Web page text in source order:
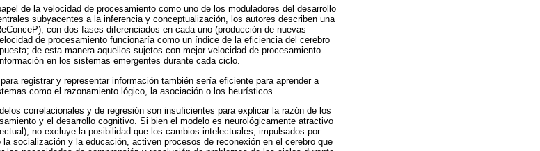
de la velocidad de procesamiento como uno de los moduladores del desarrollo
subyacentes a la inferencia y conceptualización, los autores describen una
con dos fases diferenciados en cada uno (producción de nuevas
de procesamiento funcionaría como un índice de la eficiencia del cerebro
de esta manera aquellos sujetos con mejor velocidad de procesamiento
en los sistemas emergentes durante cada ciclo.
registrar y representar información también sería eficiente para aprender a
como el razonamiento lógico, la asociación o los heurísticos.
correlacionales y de regresión son insuficientes para explicar la razón de los
y el desarrollo cognitivo. Si bien el modelo es neurológicamente atractivo
no excluye la posibilidad que los cambios intelectuales, impulsados por
socialización y la educación, activen procesos de reconexión en el cerebro que